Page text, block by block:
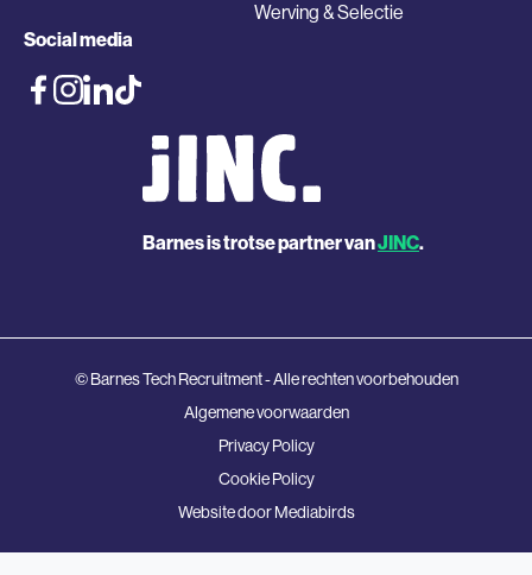
Werving & Selectie
Social media
Barnes is trotse partner vanJINC.
© Barnes Tech Recruitment - Alle rechten voorbehouden
Algemene voorwaarden
Privacy Policy
Cookie Policy
Website doorMediabirds